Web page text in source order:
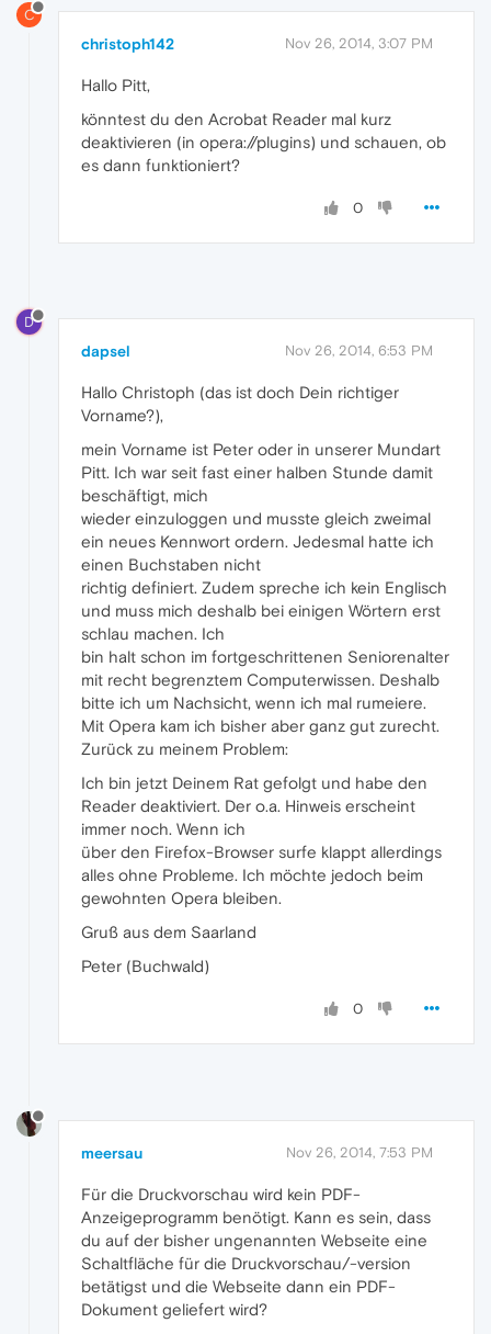
C
christoph142 Nov 26, 2014, 3:07 PM
Hallo Pitt,
könntest du den Acrobat Reader mal kurz
deaktivieren (in opera://plugins) und schauen, ob
es dann funktioniert?
0
D
dapsel Nov 26, 2014, 6:53 PM
Hallo Christoph (das ist doch Dein richtiger
Vorname?),
mein Vorname ist Peter oder in unserer Mundart
Pitt. Ich war seit fast einer halben Stunde damit
beschäftigt, mich
wieder einzuloggen und musste gleich zweimal
ein neues Kennwort ordern. Jedesmal hatte ich
einen Buchstaben nicht
richtig definiert. Zudem spreche ich kein Englisch
und muss mich deshalb bei einigen Wörtern erst
schlau machen. Ich
bin halt schon im fortgeschrittenen Seniorenalter
mit recht begrenztem Computerwissen. Deshalb
bitte ich um Nachsicht, wenn ich mal rumeiere.
Mit Opera kam ich bisher aber ganz gut zurecht.
Zurück zu meinem Problem:
Ich bin jetzt Deinem Rat gefolgt und habe den
Reader deaktiviert. Der o.a. Hinweis erscheint
immer noch. Wenn ich
über den Firefox-Browser surfe klappt allerdings
alles ohne Probleme. Ich möchte jedoch beim
gewohnten Opera bleiben.
Gruß aus dem Saarland
Peter (Buchwald)
0
meersau Nov 26, 2014, 7:53 PM
Für die Druckvorschau wird kein PDF-
Anzeigeprogramm benötigt. Kann es sein, dass
du auf der bisher ungenannten Webseite eine
Schaltfläche für die Druckvorschau/-version
betätigst und die Webseite dann ein PDF-
Dokument geliefert wird?